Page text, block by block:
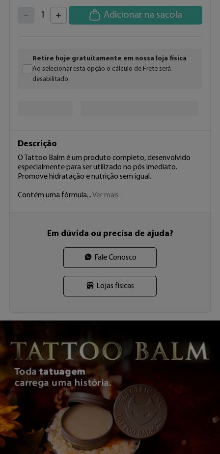
1 Adicionar na sacola
Retire hoje gratuitamente em nossa loja física
Ao selecionar esta opção o cálculo de Frete será
desabilitado.
Descrição
O Tattoo Balm é um produto completo, desenvolvido
especialmente para ser utilizado no pós imediato.
Promove hidratação e nutrição sem igual.
Contém uma fórmula ...Ver mais
Em dúvida ou precisa de ajuda?
Fale Conosco
Lojas físicas